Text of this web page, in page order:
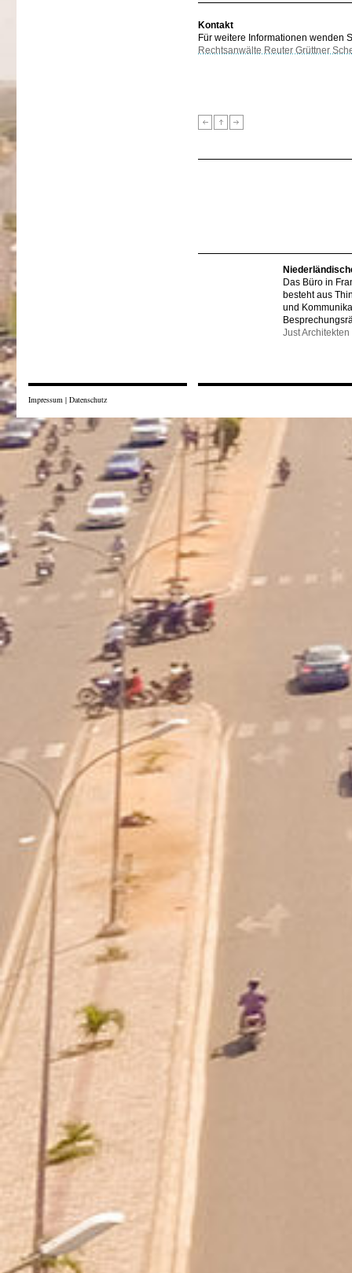
Kontakt
Für weitere Informationen wenden
Rechtsanwälte Reuter Grüttner
Das Büro in
besteht aus
und
Just Architekten
Impressum | Datenschutz